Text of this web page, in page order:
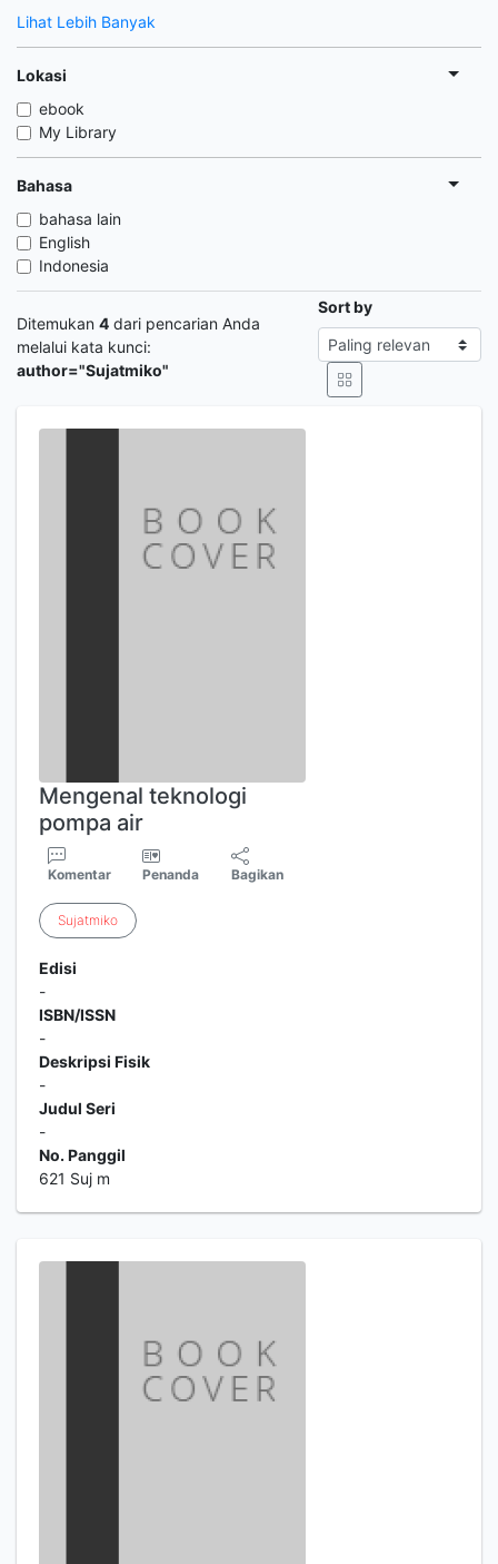
Lihat Lebih Banyak
Lokasi
ebook
My Library
Bahasa
bahasa lain
English
Indonesia
Ditemukan 4 dari pencarian Anda
melalui kata kunci:
author="Sujatmiko"
Sort by
Mengenal teknologi
pompa air
Komentar Penanda Bagikan
Sujatmiko
Edisi
-
ISBN/ISSN
-
Deskripsi Fisik
-
Judul Seri
-
No. Panggil
621 Suj m